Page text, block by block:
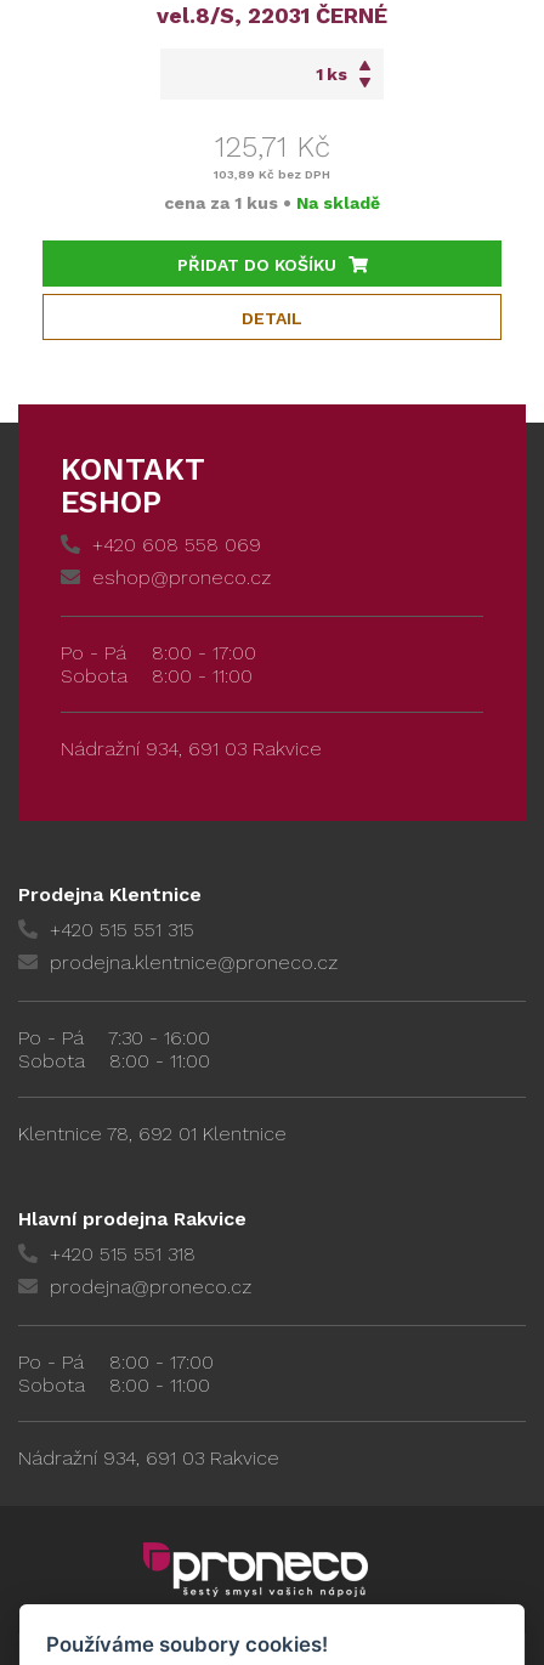
vel.8/S, 22031 ČERNÉ
ks
125,71 Kč
103,89 Kč bez DPH
cena za 1 kus • Na skladě
PŘIDAT DO KOŠÍKU
DETAIL
KONTAKT
ESHOP
+420 608 558 069
eshop@proneco.cz
Po - Pá
8:00 - 17:00
Sobota
8:00 - 11:00
Nádražní 934, 691 03 Rakvice
Prodejna Klentnice
+420 515 551 315
prodejna.klentnice@proneco.cz
Po - Pá
7:30 - 16:00
Sobota
8:00 - 11:00
Klentnice 78, 692 01 Klentnice
Hlavní prodejna Rakvice
+420 515 551 318
prodejna@proneco.cz
Po - Pá
8:00 - 17:00
Sobota
8:00 - 11:00
Nádražní 934, 691 03 Rakvice
Používáme soubory cookies!